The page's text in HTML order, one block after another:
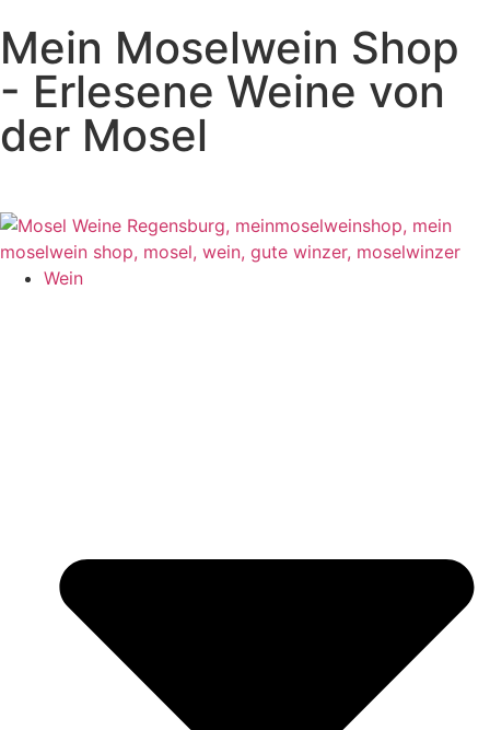
Mein Moselwein Shop
- Erlesene Weine von
der Mosel
Wein